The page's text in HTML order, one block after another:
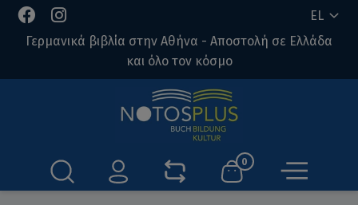
EL
Γερμανικά βιβλία στην Αθήνα - Αποστολή σε Ελλάδα
και όλο τον κόσμο
0